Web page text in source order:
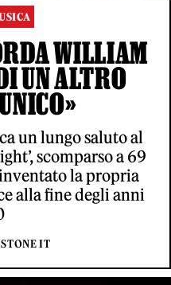
WILLIAM
UN ALTRO
un lungo saluto al
scomparso a 69
la propria
alla fine degli anni
IT